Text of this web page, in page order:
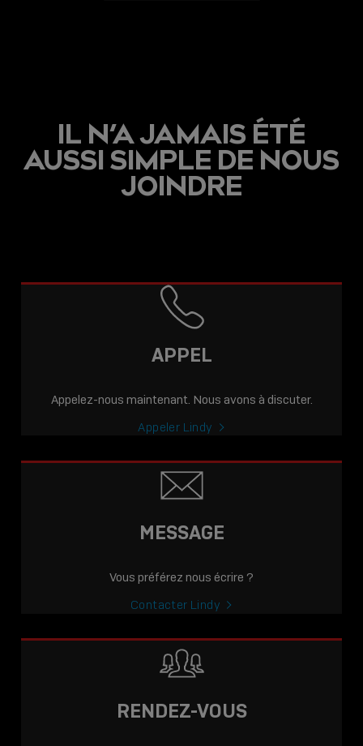
IL N’A JAMAIS ÉTÉ
AUSSI SIMPLE DE NOUS
JOINDRE
APPEL
Appelez-nous maintenant. Nous avons à discuter.
Appeler Lindy
MESSAGE
Vous préférez nous écrire ?
Contacter Lindy
RENDEZ-VOUS